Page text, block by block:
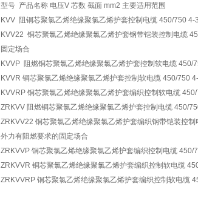
型号 产品名称 电压V 芯数 截面 mm2 主要适用范围
KVV 阻铜芯聚氯乙烯绝缘聚氯乙烯护套控制电缆 450/750
KVV22 铜芯聚氯乙烯绝缘聚氯乙烯护套钢带铠装控制电缆
固定场合
KVVP 阻燃铜芯聚氯乙烯绝缘聚氯乙烯护套控制软电缆
KVVR 铜芯聚氯乙烯绝缘聚氯乙烯护套控制软电缆 450/750
KVVRP 铜芯聚氯乙烯绝缘聚氯乙烯护套编织控制软电缆
ZRKVV 阻燃铜芯聚氯乙烯绝缘聚氯乙烯护套控制电缆 450/
ZRKVV22 铜芯聚氯乙烯绝缘聚氯乙烯护套编织钢带铠装控
外力有阻燃要求的固定场合
ZRKVVP 铜芯聚氯乙烯绝缘聚氯乙烯护套编织控制电缆
ZRKVVR 铜芯聚氯乙烯绝缘聚氯乙烯护套编织控制软电缆
ZRKVVRP 铜芯聚氯乙烯绝缘聚氯乙烯护套编织控制软电缆